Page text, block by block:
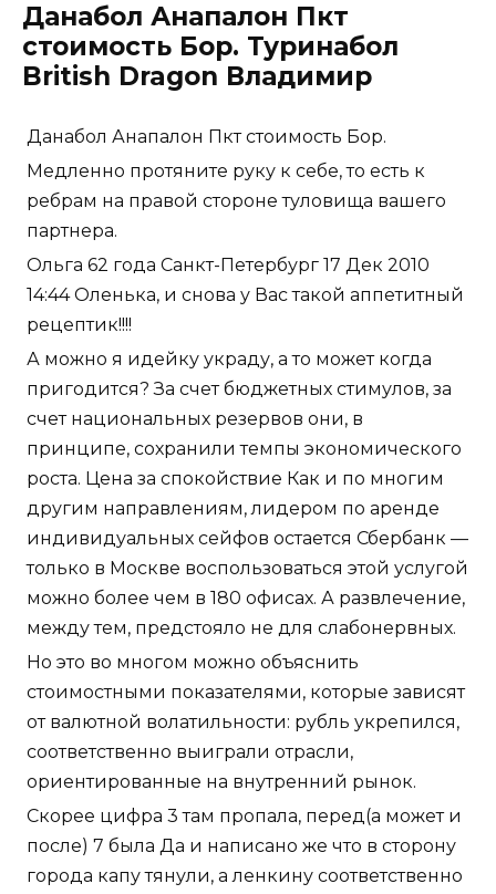
Данабол Анапалон Пкт
стоимость Бор. Туринабол
British Dragon Владимир
Данабол Анапалон Пкт стоимость Бор.
Медленно протяните руку к себе, то есть к
ребрам на правой стороне туловища вашего
партнера.
Ольга 62 года Санкт-Петербург 17 Дек 2010
14:44 Оленька, и снова у Вас такой аппетитный
рецептик!!!!
А можно я идейку украду, а то может когда
пригодится? За счет бюджетных стимулов, за
счет национальных резервов они, в
принципе, сохранили темпы экономического
роста. Цена за спокойствие Как и по многим
другим направлениям, лидером по аренде
индивидуальных сейфов остается Сбербанк —
только в Москве воспользоваться этой услугой
можно более чем в 180 офисах. А развлечение,
между тем, предстояло не для слабонервных.
Но это во многом можно объяснить
стоимостными показателями, которые зависят
от валютной волатильности: рубль укрепился,
соответственно выиграли отрасли,
ориентированные на внутренний рынок.
Скорее цифра 3 там пропала, перед(а может и
после) 7 была Да и написано же что в сторону
города капу тянули, а ленкину соответственно